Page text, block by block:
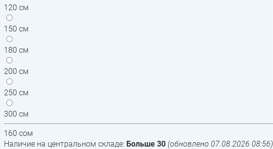
120 см
150 см
180 см
200 см
250 см
300 см
160сом
Наличие на центральном складе: Больше 30 (обновлено07.08.2026 08:56)